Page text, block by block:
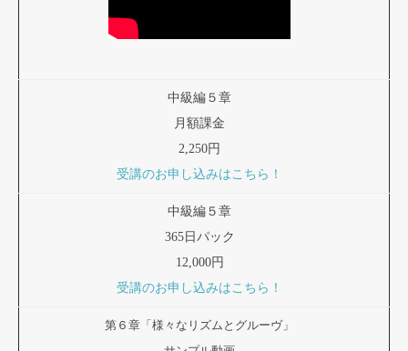
中級編５章
月額課金
2,250円
受講のお申し込みはこちら！
中級編５章
365日パック
12,000円
受講のお申し込みはこちら！
第６章「様々なリズムとグルーヴ」